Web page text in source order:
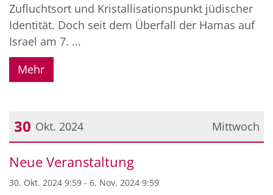
Zufluchtsort und Kristallisationspunkt jüdischer
Identität. Doch seit dem Überfall der Hamas auf
Israel am 7. ...
Mehr
Mittwoch
30 Okt. 2024
Datum: 30. Oktober 2024
Neue Veranstaltung
30. Okt. 2024 9:59 - 6. Nov. 2024 9:59